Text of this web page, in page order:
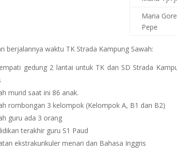
Maria
Pepe
berjalannya waktu TK Strada Kampung Sawah:
gedung 2 lantai untuk TK dan SD Strada
murid saat ini 86 anak.
rombongan 3 kelompok (Kelompok A, B1 dan B2)
guru ada 3 orang
terakhir guru S1 Paud
ekstrakurikuler menari dan Bahasa Inggris